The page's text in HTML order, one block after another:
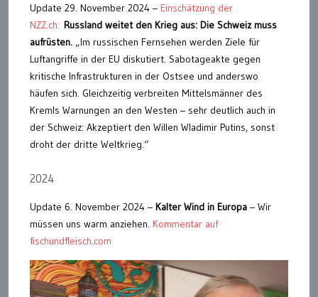
Update 29. November 2024 – Einschätzung der
NZZ.ch: Russland weitet den Krieg aus: Die Schweiz muss
aufrüsten. „Im russischen Fernsehen werden Ziele für
Luftangriffe in der EU diskutiert. Sabotageakte gegen
kritische Infrastrukturen in der Ostsee und anderswo
häufen sich. Gleichzeitig verbreiten Mittelsmänner des
Kremls Warnungen an den Westen – sehr deutlich auch in
der Schweiz: Akzeptiert den Willen Wladimir Putins, sonst
droht der dritte Weltkrieg.“
2024
Update 6. November 2024 – Kalter Wind in Europa – Wir
müssen uns warm anziehen. Kommentar auf
fischundfleisch.com